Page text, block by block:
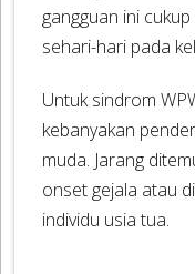
gangguan ini
sehari-hari pada
Untuk sindrom
kebanyakan
muda. Jarang
onset gejala atau
individu usia tua.